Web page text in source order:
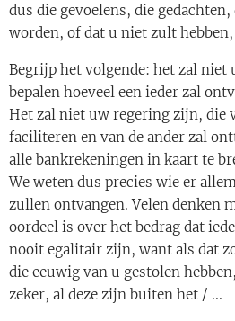
dus die gevoelens, die
worden, of dat u niet zult
Begrijp het volgende: het zal niet
bepalen hoeveel een ieder zal
Het zal niet uw regering zijn, die
faciliteren en van de ander zal
alle bankrekeningen in kaart te
We weten dus precies wie er
zullen ontvangen. Velen denken
oordeel is over het bedrag dat
nooit egalitair zijn, want als dat
die eeuwig van u gestolen
zeker, al deze zijn buiten het / ...